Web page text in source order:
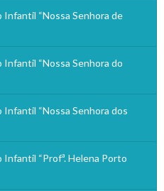
“Nossa Senhora de
“Nossa Senhora do
“Nossa Senhora dos
“Profª. Helena Porto